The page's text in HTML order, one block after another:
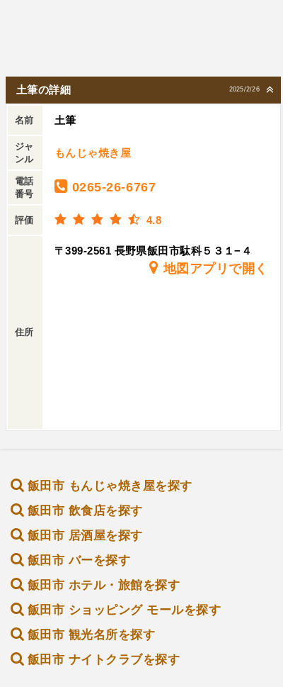
2025/2/26
土筆の詳細
名前 土筆
ジャ
ンル
もんじゃ焼き屋
電話
番号
0265-26-6767
評価 4.8
住所
〒399-2561 長野県飯田市駄科５３１−４
地図アプリで開く
飯田市 もんじゃ焼き屋を探す
飯田市 飲食店を探す
飯田市 居酒屋を探す
飯田市 バーを探す
飯田市 ホテル・旅館を探す
飯田市 ショッピング モールを探す
飯田市 観光名所を探す
飯田市 ナイトクラブを探す